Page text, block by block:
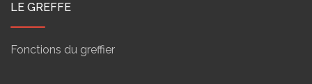
LE GREFFE
Fonctions du greffier